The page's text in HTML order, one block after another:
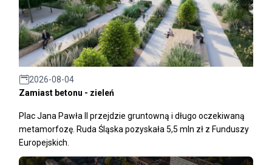
2026-08-04
Zamiast betonu - zieleń
Plac Jana Pawła II przejdzie gruntowną i długo oczekiwaną
metamorfozę. Ruda Śląska pozyskała 5,5 mln zł z Funduszy
Europejskich.